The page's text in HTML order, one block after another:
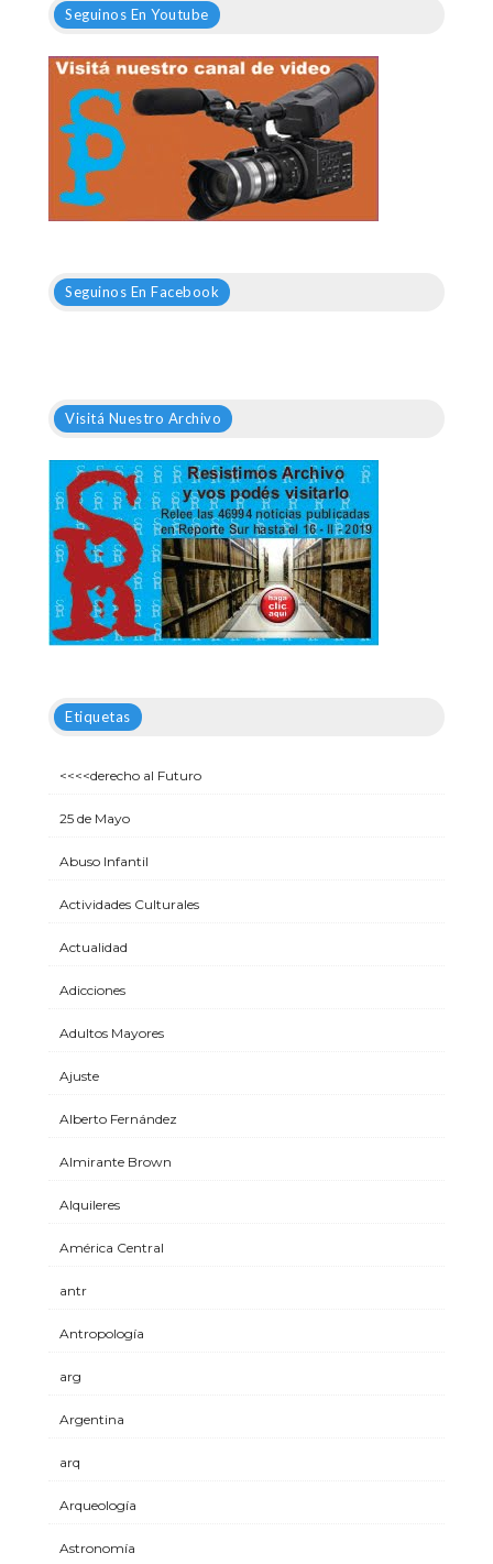
Seguinos En Youtube
Seguinos En Facebook
Visitá Nuestro Archivo
Etiquetas
<<<<derecho al Futuro
25 de Mayo
Abuso Infantil
Actividades Culturales
Actualidad
Adicciones
Adultos Mayores
Ajuste
Alberto Fernández
Almirante Brown
Alquileres
América Central
antr
Antropología
arg
Argentina
arq
Arqueología
Astronomía